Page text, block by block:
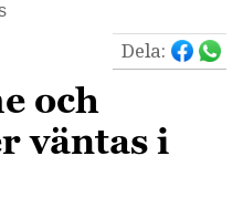
Dela:
och
väntas i